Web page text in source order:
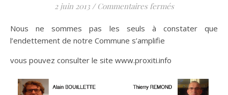
2 juin 2013 / Commentaires ferméssur Notre
Nous ne sommes pas les seuls à constater que
l’endettement de notre Commune s’amplifie
vous pouvez consulter le site www.proxiti.info